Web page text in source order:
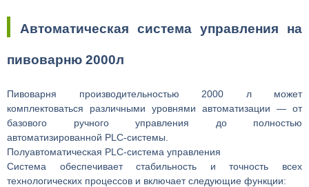
Автоматическая система управления на
пивоварню 2000л
Пивоварня производительностью 2000 л может
комплектоваться различными уровнями автоматизации — от
базового ручного управления до полностью
автоматизированной PLC-системы.
Полуавтоматическая PLC-система управления
Система обеспечивает стабильность и точность всех
технологических процессов и включает следующие функции: